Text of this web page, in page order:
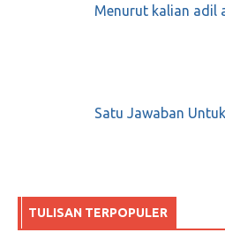
Menurut kalian adil
Satu Jawaban
TULISAN TERPOPULER